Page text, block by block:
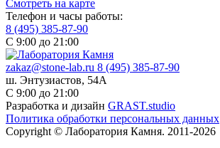
Смотреть на карте
Телефон и часы работы:
8 (495) 385-87-90
С 9:00 до 21:00
zakaz@stone-lab.ru 8 (495) 385-87-90
ш. Энтузиастов, 54А
С 9:00 до 21:00
Разработка и дизайн GRAST.studio
Политика обработки персональных данных
Copyright © Лаборатория Камня. 2011-2026